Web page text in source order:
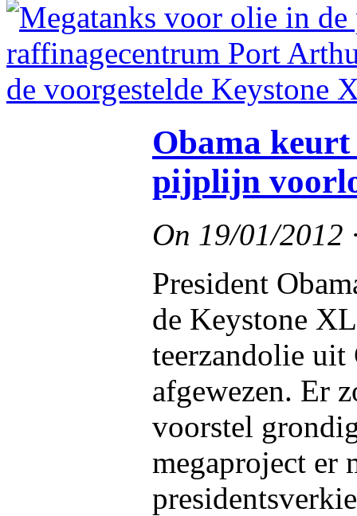
Obama
pijplijn
On 19/01/2012
President
de Keystone
teerzandolie uit
afgewezen. Er
voorstel
megaproject er